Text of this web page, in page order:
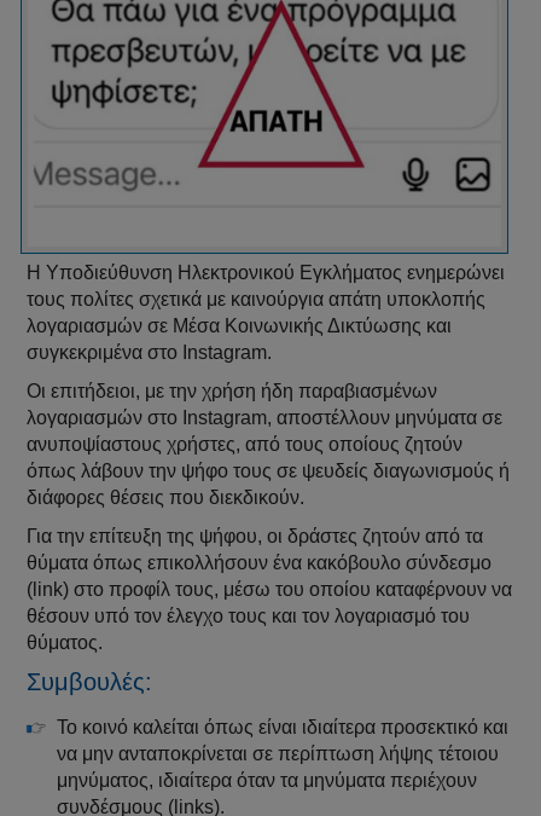
Η Υποδιεύθυνση Ηλεκτρονικού Εγκλήματος ενημερώνει
τους πολίτες σχετικά με καινούργια απάτη υποκλοπής
λογαριασμών σε Μέσα Κοινωνικής Δικτύωσης και
συγκεκριμένα στο Instagram.
Οι επιτήδειοι, με την χρήση ήδη παραβιασμένων
λογαριασμών στο Instagram, αποστέλλουν μηνύματα σε
ανυποψίαστους χρήστες, από τους οποίους ζητούν
όπως λάβουν την ψήφο τους σε ψευδείς διαγωνισμούς ή
διάφορες θέσεις που διεκδικούν.
Για την επίτευξη της ψήφου, οι δράστες ζητούν από τα
θύματα όπως επικολλήσουν ένα κακόβουλο σύνδεσμο
(link) στο προφίλ τους, μέσω του οποίου καταφέρνουν να
θέσουν υπό τον έλεγχο τους και τον λογαριασμό του
θύματος.
Συμβουλές:
Το κοινό καλείται όπως είναι ιδιαίτερα προσεκτικό και
να μην ανταποκρίνεται σε περίπτωση λήψης τέτοιου
μηνύματος, ιδιαίτερα όταν τα μηνύματα περιέχουν
συνδέσμους (links).